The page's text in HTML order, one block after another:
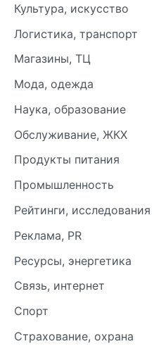
Культура, искусство
Логистика, транспорт
Магазины, ТЦ
Мода, одежда
Наука, образование
Обслуживание, ЖКХ
Продукты питания
Промышленность
Рейтинги, исследования
Реклама, PR
Ресурсы, энергетика
Связь, интернет
Спорт
Страхование, охрана